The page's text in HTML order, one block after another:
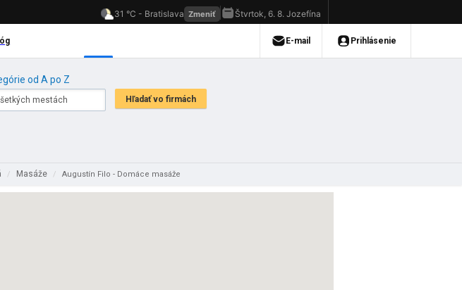
od A po Z
/ Masáže / Augustín Filo - Domáce masáže